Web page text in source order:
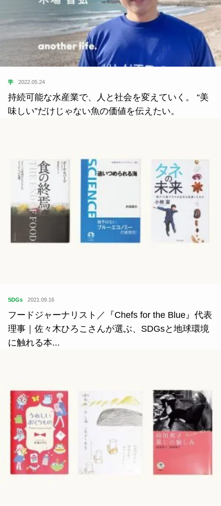
学 2022.05.24
持続可能な水産業で、人と社会を変えていく。 “美
味しい”だけじゃない魚の価値を伝えたい。
SDGs 2021.09.16
フードジャーナリスト／『Chefs for the Blue』代表
理事｜佐々木ひろこさんが選ぶ、SDGsと地球環境
に触れる本...